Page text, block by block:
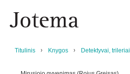
Titulinis Knygos Detektyvai, trileriai